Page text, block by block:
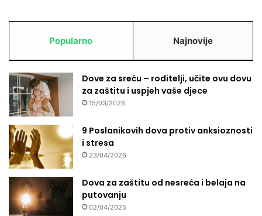
Popularno Najnovije
Dove za sreću – roditelji, učite ovu dovu
za zaštitu i uspjeh vaše djece
15/03/2026
9 Poslanikovih dova protiv anksioznosti
i stresa
23/04/2026
Dova za zaštitu od nesreća i belaja na
putovanju
02/04/2025